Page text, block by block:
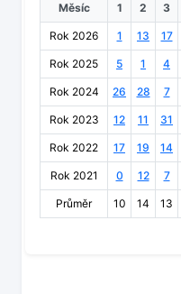
Měsíc 1 2 3
Rok 2026 1 13 17
Rok 2025 5 1 4
Rok 2024 26 28 7
Rok 2023 12 11 31
Rok 2022 17 19 14
Rok 2021 0 12 7
Průměr 10 14 13